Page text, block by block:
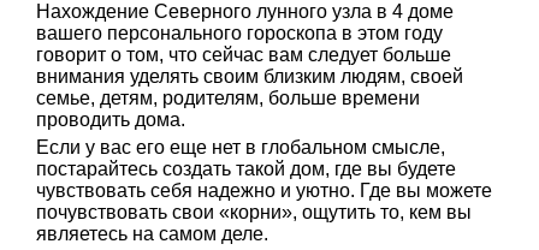
Нахождение Северного лунного узла в 4 доме
вашего персонального гороскопа в этом году
говорит о том, что сейчас вам следует больше
внимания уделять своим близким людям, своей
семье, детям, родителям, больше времени
проводить дома.
Если у вас его еще нет в глобальном смысле,
постарайтесь создать такой дом, где вы будете
чувствовать себя надежно и уютно. Где вы можете
почувствовать свои «корни», ощутить то, кем вы
являетесь на самом деле.